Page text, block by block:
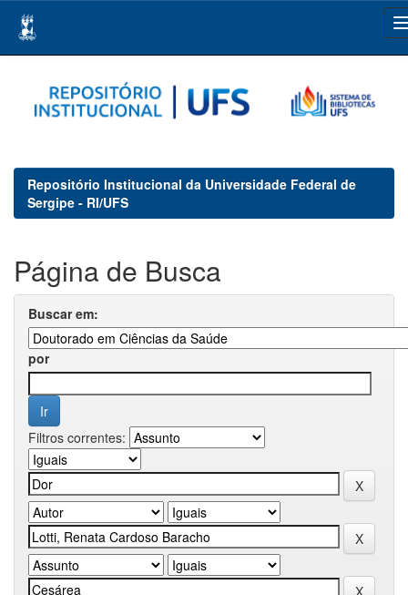
navigation
Repositório Institucional da Universidade Federal de
Sergipe - RI/UFS
Página de Busca
Buscar em:
por
Filtros correntes: